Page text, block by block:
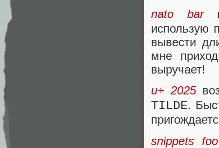
nato bar
использую
вывести
мне
выручает!
u+ 2025
TILDE.
snippets foo